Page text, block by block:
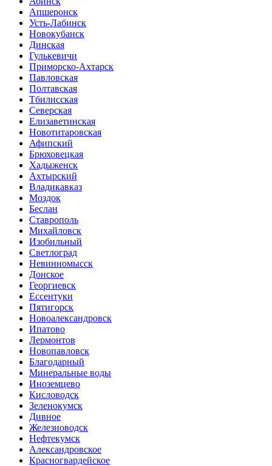
Апшеронск
Усть-Лабинск
Новокубанск
Динская
Гулькевичи
Приморско-Ахтарск
Павловская
Полтавская
Тбилисская
Северская
Елизаветинская
Новотитаровская
Афипский
Брюховецкая
Хадыженск
Ахтырский
Владикавказ
Моздок
Беслан
Ставрополь
Михайловск
Изобильный
Светлоград
Невинномысск
Донское
Георгиевск
Ессентуки
Пятигорск
Новоалександровск
Ипатово
Лермонтов
Новопавловск
Благодарный
Минеральные воды
Иноземцево
Кисловодск
Зеленокумск
Дивное
Железноводск
Нефтекумск
Александровское
Красногвардейское